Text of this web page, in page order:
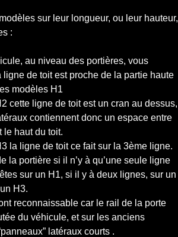
sur leur longueur, ou leur hauteur,
:
au niveau des portières, vous
ligne de toit est proche de la partie haute
modèles H1
cette ligne de toit est un cran au dessus,
contiennent donc un espace entre
le haut du toit.
la ligne de toit ce fait sur la 3ème ligne.
la portière si il n’y à qu’une seule ligne
sur un H1, si il y à deux lignes, sur un
H3.
reconnaissable car le rail de la porte
du véhicule, et sur les anciens
latéraux courts .